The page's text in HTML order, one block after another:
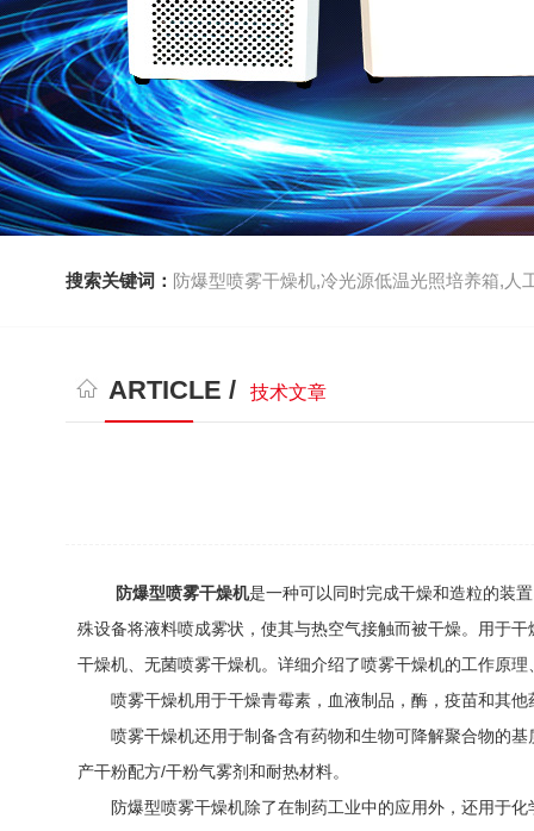
搜索关键词： 防爆型喷雾干燥机,冷光源低温光照培养箱,人
ARTICLE / 技术文章
防爆型喷雾干燥机是一种可以同时完成干燥和造粒的装
殊设备将液料喷成雾状，使其与热空气接触而被干燥。用于
干燥机、无菌喷雾干燥机。详细介绍了喷雾干燥机的工作原
喷雾干燥机用于干燥青霉素，血液制品，酶，疫苗和其他
喷雾干燥机还用于制备含有药物和生物可降解聚合物的基
产干粉配方/干粉气雾剂和耐热材料。
防爆型喷雾干燥机除了在制药工业中的应用外，还用于化